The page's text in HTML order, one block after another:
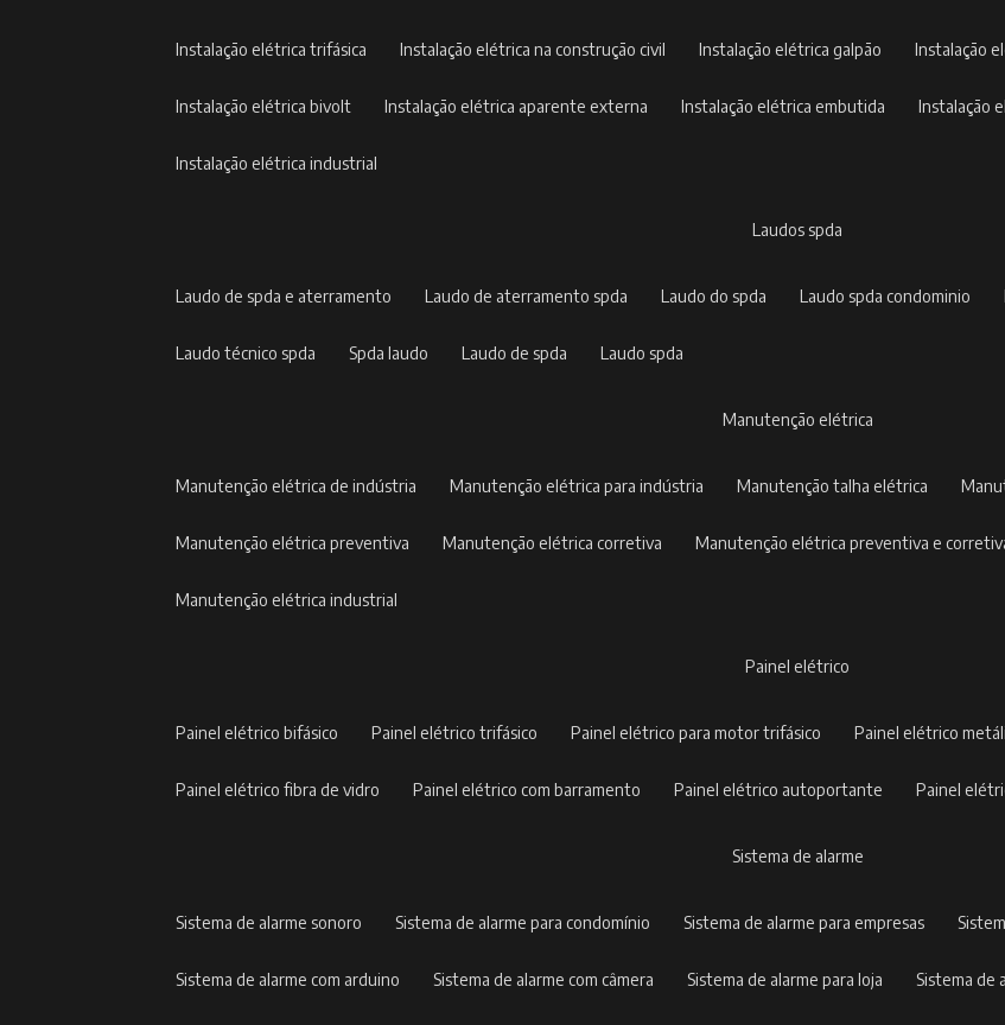
instalação elétrica trifásica instalação elétrica na construção civil instalação elétrica galpão instalação
instalação elétrica bivolt instalação elétrica aparente externa instalação elétrica embutida instalação
instalação elétrica industrial
laudos spda
laudo de spda e aterramento laudo de aterramento spda laudo do spda laudo spda condominio
laudo técnico spda spda laudo laudo de spda laudo spda
manutenção elétrica
manutenção elétrica de indústria manutenção elétrica para indústria manutenção talha elétrica
manutenção elétrica preventiva manutenção elétrica corretiva manutenção elétrica preventiva e
manutenção elétrica industrial
painel elétrico
painel elétrico bifásico painel elétrico trifásico painel elétrico para motor trifásico painel elétrico
painel elétrico fibra de vidro painel elétrico com barramento painel elétrico autoportante painel
sistema de alarme
sistema de alarme sonoro sistema de alarme para condomínio sistema de alarme para empresas
sistema de alarme com arduino sistema de alarme com câmera sistema de alarme para loja sistema de